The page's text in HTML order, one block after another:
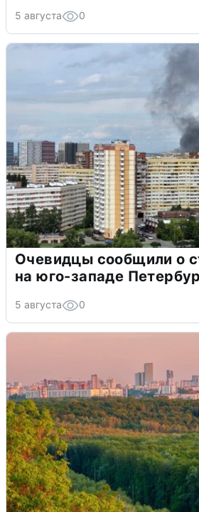
5 августа 0
Очевидцы сообщили о
на юго-западе
5 августа 0